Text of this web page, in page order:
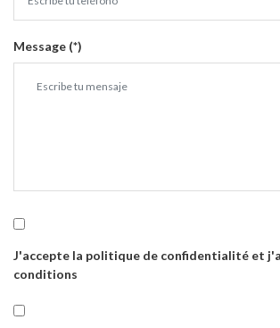
Message (*)
J'accepte la politique de confidentialité et
conditions